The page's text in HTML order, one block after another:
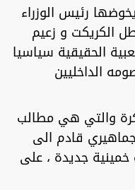
رئيس الوزراء
الكريكت و زعيم
الحقيقية سياسيا
الداخليين
والتي هي مطالب
قادم الى
خمينية جديدة ، على